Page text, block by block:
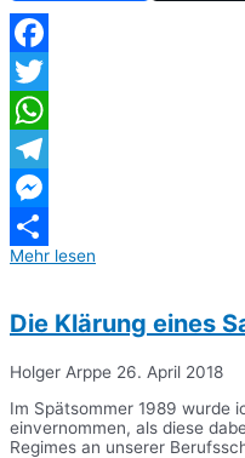
Facebook
Twitter
WhatsApp
Telegram
Messenger
Teilen
Mehr lesen
Die Klärung eines
Holger Arppe 26. April 2018
Im Spätsommer 1989 wurde
einvernommen, als diese
Regimes an unserer